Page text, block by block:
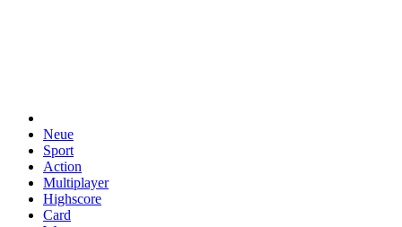
Neue
Sport
Action
Multiplayer
Highscore
Card